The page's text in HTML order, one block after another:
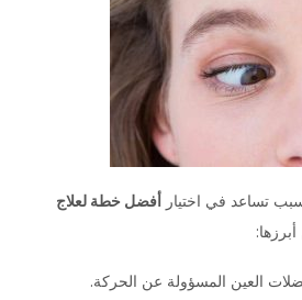
تساعد في اختيار أفضل خطة لعلاج
العين المسؤولة عن الحركة.